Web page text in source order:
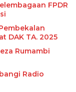
FPDR
DAK TA. 2025
Rumambi
Radio